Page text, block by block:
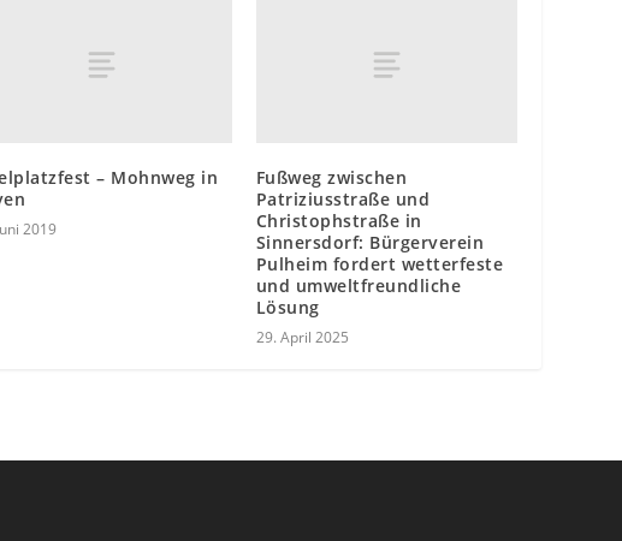
– Mohnweg in
2019
Fußweg zwischen
Patriziusstraße und
Christophstraße in
Sinnersdorf: Bürgerverein
Pulheim fordert wetterfeste
und umweltfreundliche
Lösung
29. April 2025